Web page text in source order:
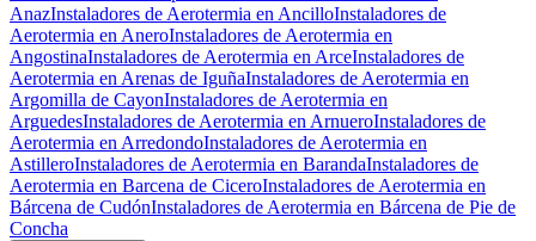
AnazInstaladores de Aerotermia en AncilloInstaladores de
Aerotermia en AneroInstaladores de Aerotermia en
AngostinaInstaladores de Aerotermia en ArceInstaladores de
Aerotermia en Arenas de IguñaInstaladores de Aerotermia en
Argomilla de CayonInstaladores de Aerotermia en
ArguedesInstaladores de Aerotermia en ArnueroInstaladores de
Aerotermia en ArredondoInstaladores de Aerotermia en
AstilleroInstaladores de Aerotermia en BarandaInstaladores de
Aerotermia en Barcena de CiceroInstaladores de Aerotermia en
Bárcena de CudónInstaladores de Aerotermia en Bárcena de Pie de
Concha